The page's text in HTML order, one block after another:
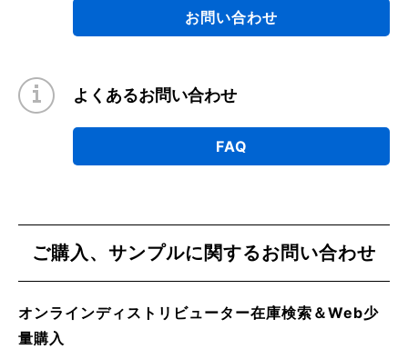
お問い合わせ
よくあるお問い合わせ
FAQ
ご購入、サンプルに関するお問い合わせ
オンラインディストリビューター在庫検索＆Web少
量購入